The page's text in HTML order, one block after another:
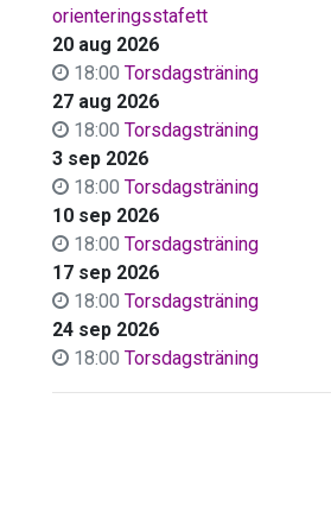
orienteringsstafett
20 aug 2026
18:00 Torsdagsträning
27 aug 2026
18:00 Torsdagsträning
3 sep 2026
18:00 Torsdagsträning
10 sep 2026
18:00 Torsdagsträning
17 sep 2026
18:00 Torsdagsträning
24 sep 2026
18:00 Torsdagsträning